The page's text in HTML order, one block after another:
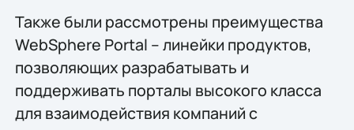
Также были рассмотрены преимущества
WebSphere Portal – линейки продуктов,
позволяющих разрабатывать и
поддерживать порталы высокого класса
для взаимодействия компаний с